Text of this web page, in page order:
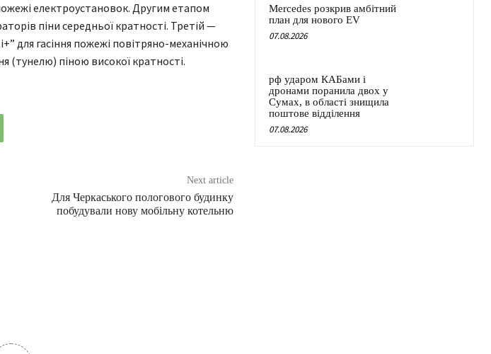
електроустановок. Другим етапом
піни середньої кратності. Третій —
для гасіння пожежі повітряно-механічною
(тунелю) піною високої кратності.
Next article
Для Черкаського пологового будинку
побудували нову мобільну котельню
Mercedes розкрив амбітний
план для нового EV
07.08.2026
рф ударом КАБами і
дронами поранила двох у
Сумах, в області знищила
поштове відділення
07.08.2026